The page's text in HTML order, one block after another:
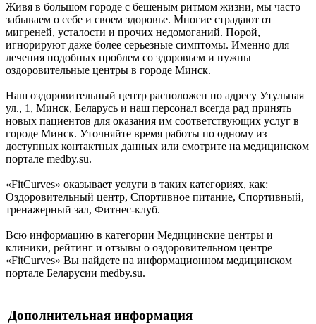
Живя в большом городе с бешеным ритмом жизни, мы часто
забываем о себе и своем здоровье. Многие страдают от
мигреней, усталости и прочих недомоганий. Порой,
игнорируют даже более серьезные симптомы. Именно для
лечения подобных проблем со здоровьем и нужны
оздоровительные центры в городе Минск.
Наш оздоровительный центр расположен по адресу Утульная
ул., 1, Минск, Беларусь и наш персонал всегда рад принять
новых пациентов для оказания им соответствующих услуг в
городе Минск. Уточняйте время работы по одному из
доступных контактных данных или смотрите на медицинском
портале medby.su.
«FitCurves» оказывает услуги в таких категориях, как:
Оздоровительный центр, Спортивное питание, Спортивный,
тренажерный зал, Фитнес-клуб.
Всю информацию в категории Медицинские центры и
клиники, рейтинг и отзывы о оздоровительном центре
«FitCurves» Вы найдете на информационном медицинском
портале Беларусии medby.su.
Дополнительная информация